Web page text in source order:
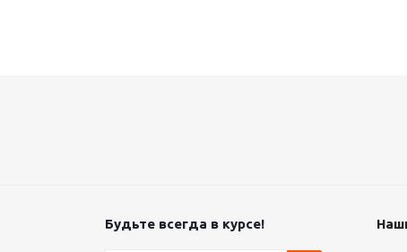
Будьте всегда в курсе!